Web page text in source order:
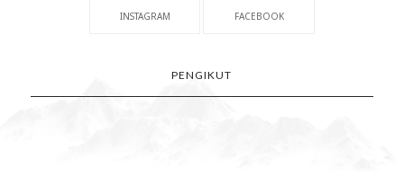
INSTAGRAM FACEBOOK
PENGIKUT